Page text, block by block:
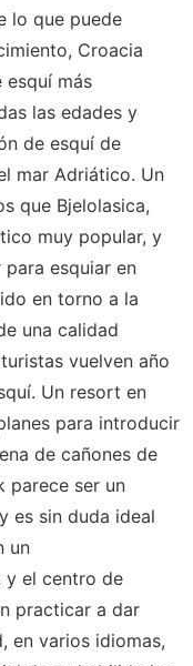
lo que puede
Croacia
más
las edades y
de esquí de
mar Adriático. Un
que Bjelolasica,
muy popular, y
esquiar en
en torno a la
una calidad
vuelven año
Un resort en
para introducir
de cañones de
parece ser un
es sin duda ideal
un
y el centro de
practicar a dar
en varios idiomas,